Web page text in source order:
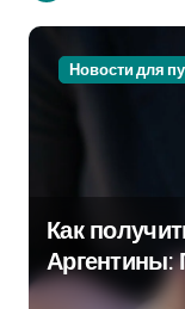
Новости для
Как
Аргентины:
руководство